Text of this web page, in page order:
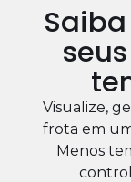
Visualize,
frota em
Menos